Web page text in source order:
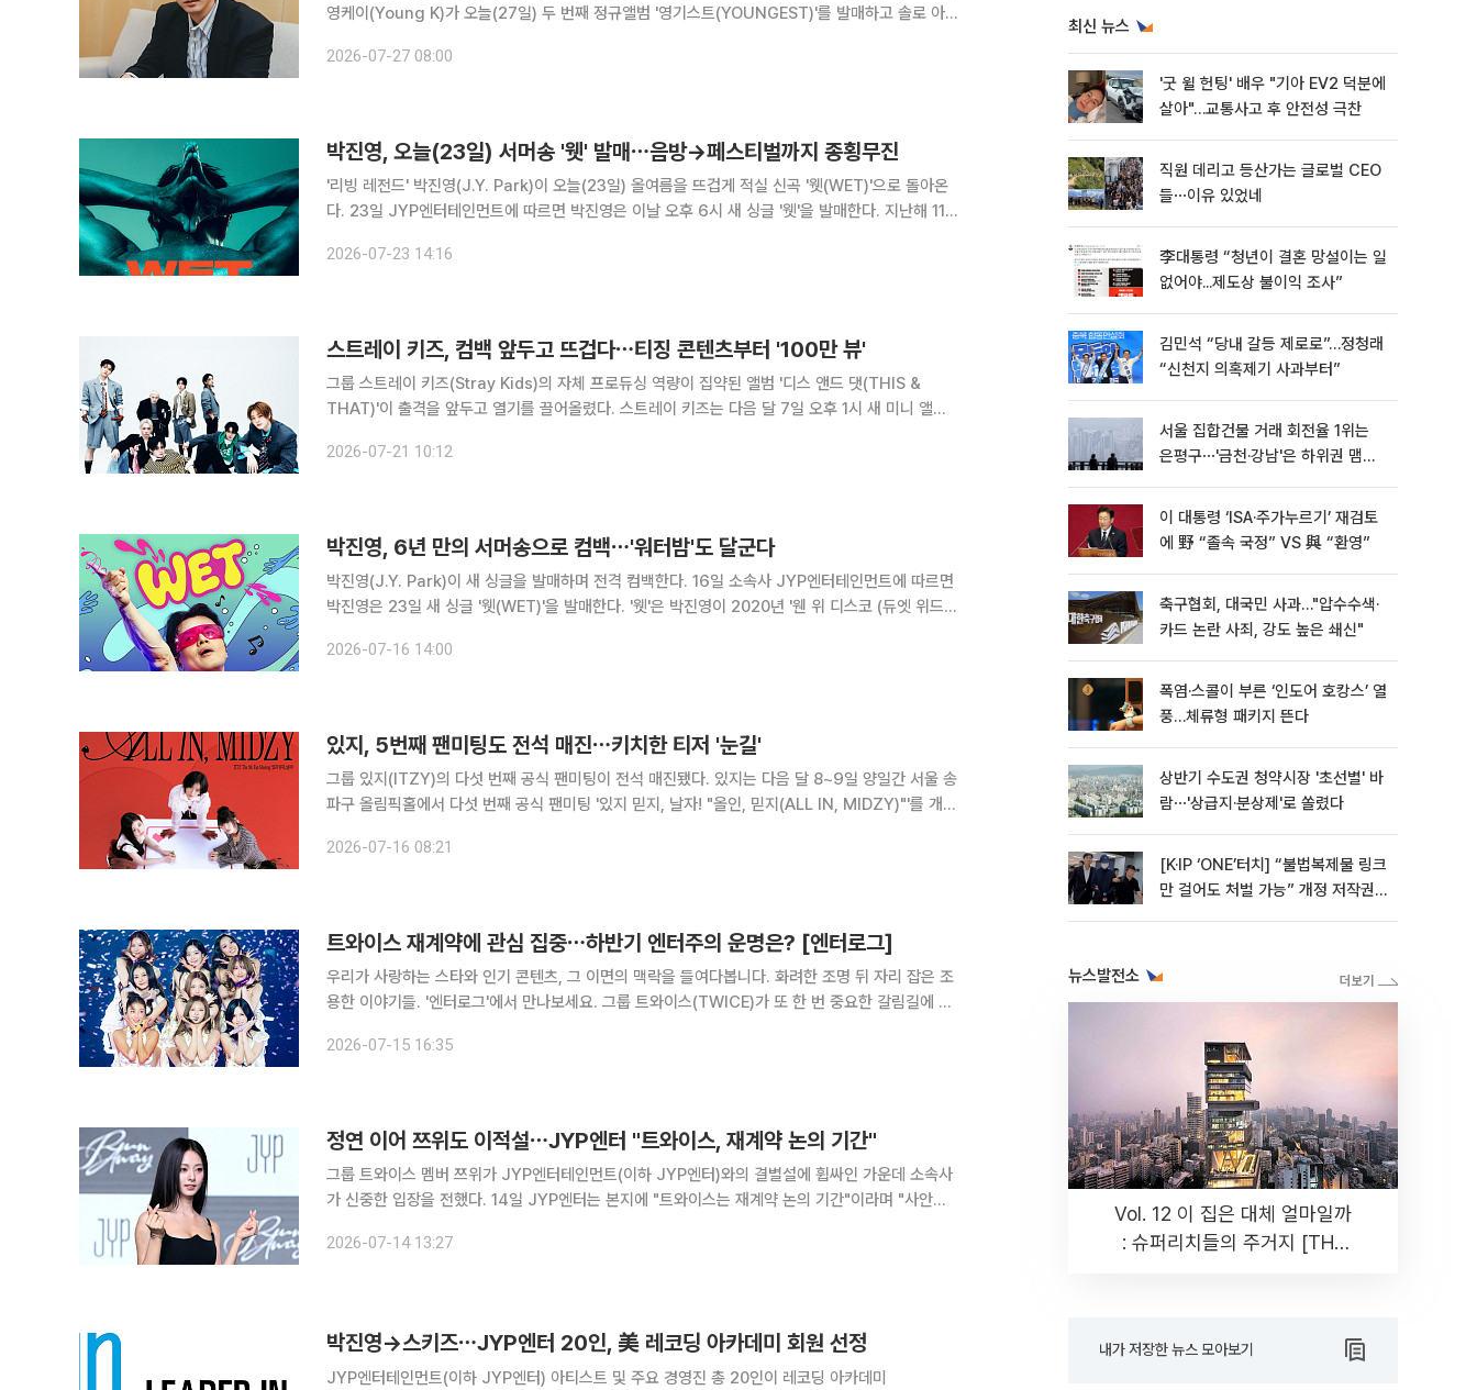
영케이(Young K)가 오늘(27일) 두 번째 정규앨범 '영기스트(YOUNGEST)'를 발매하고 솔로 아
2026-07-27 08:00
박진영, 오늘(23일) 서머송 '웻' 발매⋯음방→페스티벌까지 종횡무진
'리빙 레전드' 박진영(J.Y. Park)이 오늘(23일) 올여름을 뜨겁게 적실 신곡 '웻(WET)'으로 돌아온
다. 23일 JYP엔터테인먼트에 따르면 박진영은 이날 오후 6시 새 싱글 '웻'을 발매한다. 지난해 11
8개월 만에 발표하는 신곡
2026-07-23 14:16
스트레이 키즈, 컴백 앞두고 뜨겁다⋯티징 콘텐츠부터 '100만 뷰'
그룹 스트레이 키즈(Stray Kids)의 자체 프로듀싱 역량이 집약된 앨범 '디스 앤드 댓(THIS &
THAT)'이 출격을 앞두고 열기를 끌어올렸다. 스트레이 키즈는 다음 달 7일 오후 1시 새 미니 앨범
록곡 일부를 미리 엿볼 수 있는 '언베일
2026-07-21 10:12
박진영, 6년 만의 서머송으로 컴백⋯'워터밤'도 달군다
박진영(J.Y. Park)이 새 싱글을 발매하며 전격 컴백한다. 16일 소속사 JYP엔터테인먼트에 따르면
박진영은 23일 새 싱글 '웻(WET)'을 발매한다. '웻'은 박진영이 2020년 '웬 위 디스코 (듀엣 위드
진영 표 히트곡 탄생
2026-07-16 14:00
있지, 5번째 팬미팅도 전석 매진⋯키치한 티저 '눈길'
그룹 있지(ITZY)의 다섯 번째 공식 팬미팅이 전석 매진됐다. 있지는 다음 달 8~9일 양일간 서울 송
파구 올림픽홀에서 다섯 번째 공식 팬미팅 '있지 믿지, 날자! "올인, 믿지(ALL IN, MIDZY)"'를 개최
2026-07-16 08:21
트와이스 재계약에 관심 집중⋯하반기 엔터주의 운명은? [엔터로그]
우리가 사랑하는 스타와 인기 콘텐츠, 그 이면의 맥락을 들여다봅니다. 화려한 조명 뒤 자리 잡은 조
용한 이야기들. '엔터로그'에서 만나보세요. 그룹 트와이스(TWICE)가 또 한 번 중요한 갈림길에 섰
데뷔 12년 차를 맞았습니다. 함께한 시간이 길어진 만
2026-07-15 16:35
정연 이어 쯔위도 이적설⋯JYP엔터 "트와이스, 재계약 논의 기간"
그룹 트와이스 멤버 쯔위가 JYP엔터테인먼트(이하 JYP엔터)와의 결별설에 휩싸인 가운데 소속사
가 신중한 입장을 전했다. 14일 JYP엔터는 본지에 "트와이스는 재계약 논의 기간"이라며 "사안이
난다고 보도했다. 이에 따르면 쯔위는 JYP엔터와 재계약을
2026-07-14 13:27
박진영→스키즈⋯JYP엔터 20인, 美 레코딩 아카데미 회원 선정
JYP엔터테인먼트(이하 JYP엔터) 아티스트 및 주요 경영진 총 20인이 레코딩 아카데미
최신 뉴스
'굿 윌 헌팅' 배우 "기아 EV2 덕분에
살아"…교통사고 후 안전성 극찬
직원 데리고 등산가는 글로벌 CEO
들⋯이유 있었네
李대통령 “청년이 결혼 망설이는 일
없어야...제도상 불이익 조사”
김민석 “당내 갈등 제로로”…정청래
“신천지 의혹제기 사과부터”
서울 집합건물 거래 회전율 1위는
은평구⋯'금천·강남'은 하위권 맴돌
이 대통령 ‘ISA·주가누르기’ 재검토
에 野 “졸속 국정” VS 與 “환영”
축구협회, 대국민 사과…"압수수색·
카드 논란 사죄, 강도 높은 쇄신"
폭염·스콜이 부른 ‘인도어 호캉스’ 열
풍…체류형 패키지 뜬다
상반기 수도권 청약시장 '초선별' 바
람⋯'상급지·분상제'로 쏠렸다
[K·IP ‘ONE’터치] “불법복제물 링크
만 걸어도 처벌 가능” 개정 저작권
뉴스발전소
Vol. 12 이 집은 대체 얼마일까
: 슈퍼리치들의 주거지 [THE
내가 저장한 뉴스 모아보기